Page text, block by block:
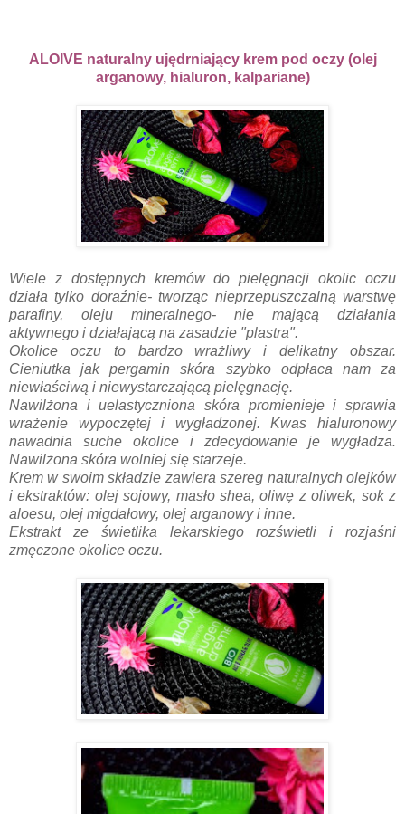
ALOIVE naturalny ujędrniający krem pod oczy (olej
arganowy, hialuron, kalpariane)
Wiele z dostępnych kremów do pielęgnacji okolic oczu
działa tylko doraźnie- tworząc nieprzepuszczalną warstwę
parafiny, oleju mineralnego- nie mającą działania
aktywnego i działającą na zasadzie "plastra".
Okolice oczu to bardzo wrażliwy i delikatny obszar.
Cieniutka jak pergamin skóra szybko odpłaca nam za
niewłaściwą i niewystarczającą pielęgnację.
Nawilżona i uelastyczniona skóra promienieje i sprawia
wrażenie wypoczętej i wygładzonej. Kwas hialuronowy
nawadnia suche okolice i zdecydowanie je wygładza.
Nawilżona skóra wolniej się starzeje.
Krem w swoim składzie zawiera szereg naturalnych olejków
i ekstraktów: olej sojowy, masło shea, oliwę z oliwek, sok z
aloesu, olej migdałowy, olej arganowy i inne.
Ekstrakt ze świetlika lekarskiego rozświetli i rozjaśni
zmęczone okolice oczu.